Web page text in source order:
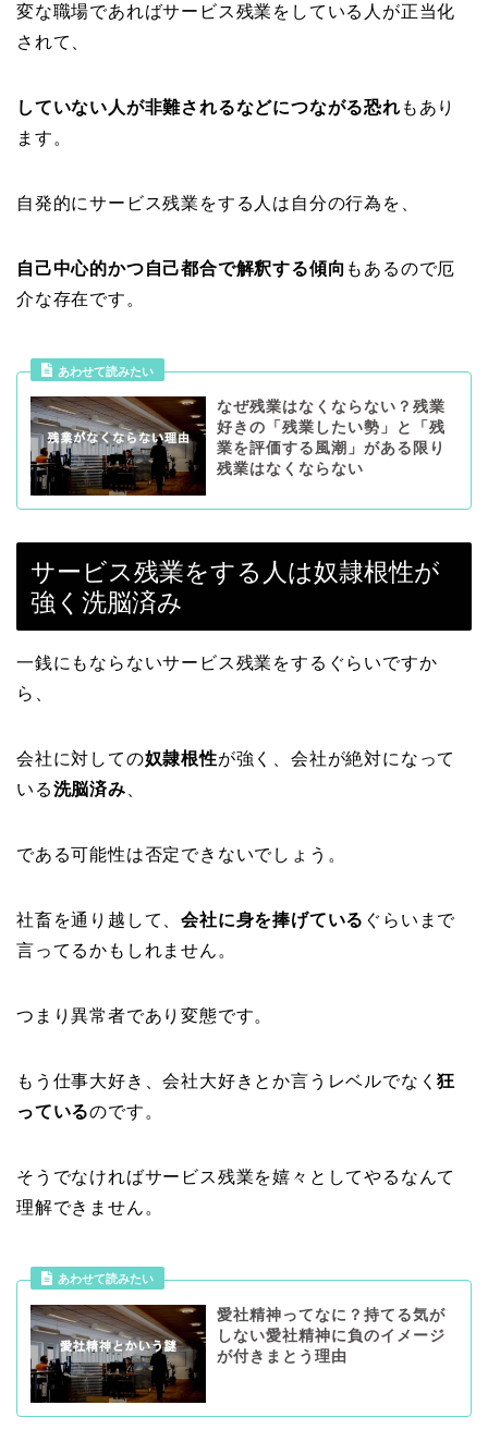
変な職場であればサービス残業をしている人が正当化
されて、
していない人が非難されるなどにつながる恐れ もあり
ます。
自発的にサービス残業をする人は自分の行為を、
自己中心的かつ自己都合で解釈する傾向 もあるので厄
介な存在です。
あわせて読みたい
なぜ残業はなくならない？残業
好きの「残業したい勢」と「残
業を評価する風潮」がある限り
残業はなくならない
サービス残業をする人は奴隷根性が
強く洗脳済み
一銭にもならないサービス残業をするぐらいですか
ら、
会社に対しての奴隷根性が強く、会社が絶対になって
いる洗脳済み
である可能性は否定できないでしょう。
社畜を通り越して、会社に身を捧げている ぐらいまで
言ってるかもしれません。
つまり異常者であり変態です。
もう仕事大好き、会社大好きとか言うレベルでなく狂
っているのです。
そうでなければサービス残業を嬉々としてやるなんて
理解できません。
あわせて読みたい
愛社精神ってなに？持てる気が
しない愛社精神に負のイメージ
が付きまとう理由